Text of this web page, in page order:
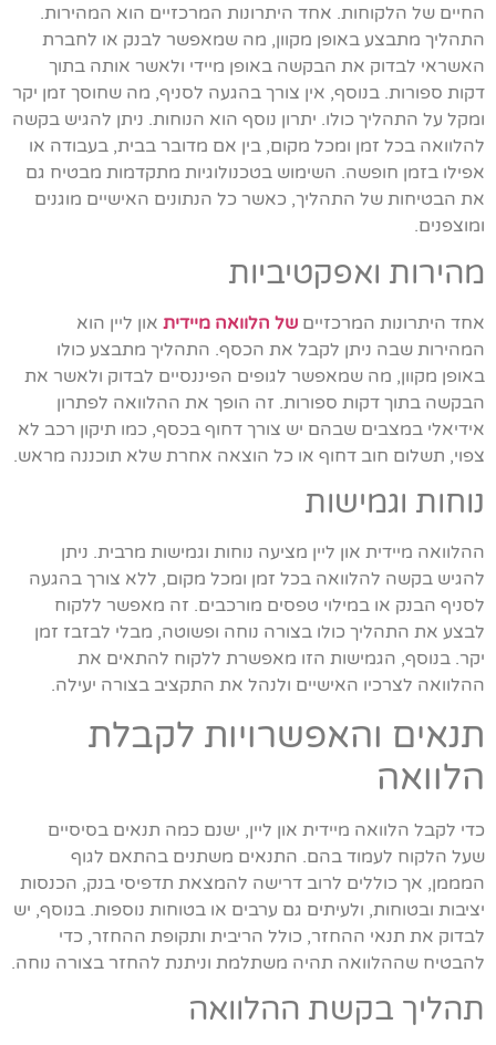
החיים של הלקוחות. אחד היתרונות המרכזיים הוא המהירות.
התהליך מתבצע באופן מקוון, מה שמאפשר לבנק או לחברת
האשראי לבדוק את הבקשה באופן מיידי ולאשר אותה בתוך
דקות ספורות. בנוסף, אין צורך בהגעה לסניף, מה שחוסך זמן יקר
ומקל על התהליך כולו. יתרון נוסף הוא הנוחות. ניתן להגיש בקשה
להלוואה בכל זמן ומכל מקום, בין אם מדובר בבית, בעבודה או
אפילו בזמן חופשה. השימוש בטכנולוגיות מתקדמות מבטיח גם
את הבטיחות של התהליך, כאשר כל הנתונים האישיים מוגנים
ומוצפנים.
מהירות ואפקטיביות
אחד היתרונות המרכזיים של הלוואה מיידית און ליין הוא
המהירות שבה ניתן לקבל את הכסף. התהליך מתבצע כולו
באופן מקוון, מה שמאפשר לגופים הפיננסיים לבדוק ולאשר את
הבקשה בתוך דקות ספורות. זה הופך את ההלוואה לפתרון
אידיאלי במצבים שבהם יש צורך דחוף בכסף, כמו תיקון רכב לא
צפוי, תשלום חוב דחוף או כל הוצאה אחרת שלא תוכננה מראש.
נוחות וגמישות
ההלוואה מיידית און ליין מציעה נוחות וגמישות מרבית. ניתן
להגיש בקשה להלוואה בכל זמן ומכל מקום, ללא צורך בהגעה
לסניף הבנק או במילוי טפסים מורכבים. זה מאפשר ללקוח
לבצע את התהליך כולו בצורה נוחה ופשוטה, מבלי לבזבז זמן
יקר. בנוסף, הגמישות הזו מאפשרת ללקוח להתאים את
ההלוואה לצרכיו האישיים ולנהל את התקציב בצורה יעילה.
תנאים והאפשרויות לקבלת
הלוואה
כדי לקבל הלוואה מיידית און ליין, ישנם כמה תנאים בסיסיים
שעל הלקוח לעמוד בהם. התנאים משתנים בהתאם לגוף
המממן, אך כוללים לרוב דרישה להמצאת תדפיסי בנק, הכנסות
יציבות ובטוחות, ולעיתים גם ערבים או בטוחות נוספות. בנוסף, יש
לבדוק את תנאי ההחזר, כולל הריבית ותקופת ההחזר, כדי
להבטיח שההלוואה תהיה משתלמת וניתנת להחזר בצורה נוחה.
תהליך בקשת ההלוואה